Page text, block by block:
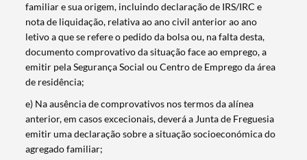
familiar e sua origem, incluindo declaração de IRS/IRC e
nota de liquidação, relativa ao ano civil anterior ao ano
letivo a que se refere o pedido da bolsa ou, na falta desta,
documento comprovativo da situação face ao emprego, a
emitir pela Segurança Social ou Centro de Emprego da área
de residência;
e) Na ausência de comprovativos nos termos da alínea
anterior, em casos excecionais, deverá a Junta de Freguesia
emitir uma declaração sobre a situação socioeconómica do
agregado familiar;